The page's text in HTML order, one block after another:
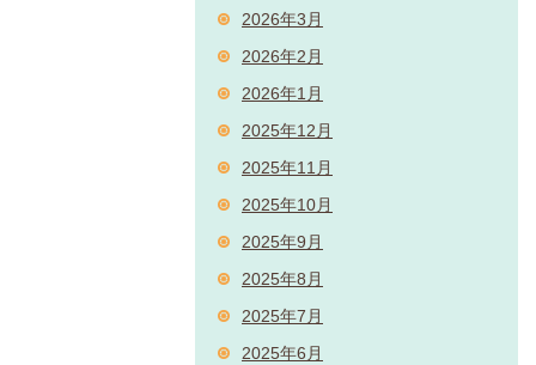
2026年3月
2026年2月
2026年1月
2025年12月
2025年11月
2025年10月
2025年9月
2025年8月
2025年7月
2025年6月